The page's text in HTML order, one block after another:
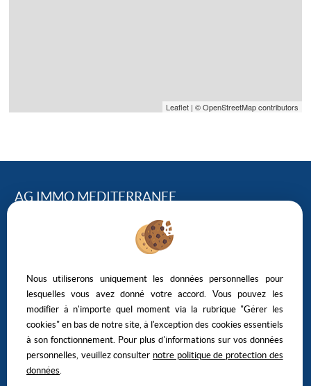
Leaflet| © OpenStreetMap contributors
AG IMMO MEDITERRANEE
124, Avenue Georges Clemenceau – 34500 BEZIERS
Mentions Légales Politique de protection des données
Gérer les cookies
Nous utiliserons uniquement les données personnelles pour
lesquelles vous avez donné votre accord. Vous pouvez les
modifier à n'importe quel moment via la rubrique "Gérer les
cookies" en bas de notre site, à l'exception des cookies essentiels
à son fonctionnement. Pour plus d'informations sur vos données
personnelles, veuillez consulter notre politique de protection des
données.